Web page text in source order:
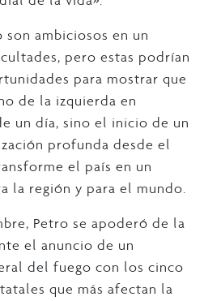
ambiciosos en un
pero estas podrían
para mostrar que
de la izquierda en
un día, sino el inicio de un
profunda desde el
el país en un
la región y para el mundo.
Petro se apoderó de la
el anuncio de un
del fuego con los cinco
que más afectan la